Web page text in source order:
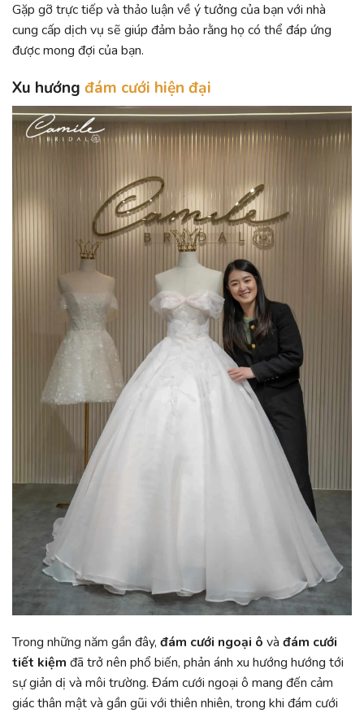
Gặp gỡ trực tiếp và thảo luận về ý tưởng của bạn với nhà
cung cấp dịch vụ sẽ giúp đảm bảo rằng họ có thể đáp ứng
được mong đợi của bạn.
Xu hướng đám cưới hiện đại
Trong những năm gần đây, đám cưới ngoại ô và đám cưới
tiết kiệm đã trở nên phổ biến, phản ánh xu hướng hướng tới
sự giản dị và môi trường. Đám cưới ngoại ô mang đến cảm
giác thân mật và gần gũi với thiên nhiên, trong khi đám cưới